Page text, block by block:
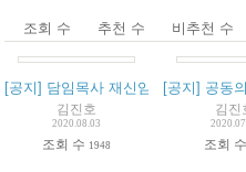
조회 수 추천 수 비추천 수
[공지] 담임목사 재신임 공동의회 결
김진호
2020.08.03
조회 수 1948
[공지] 공동
김진
조회